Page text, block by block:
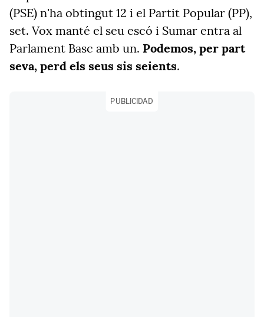
(PSE) n'ha obtingut 12 i el Partit Popular (PP),
set. Vox manté el seu escó i Sumar entra al
Parlament Basc amb un. Podemos, per part
seva, perd els seus sis seients.
PUBLICIDAD